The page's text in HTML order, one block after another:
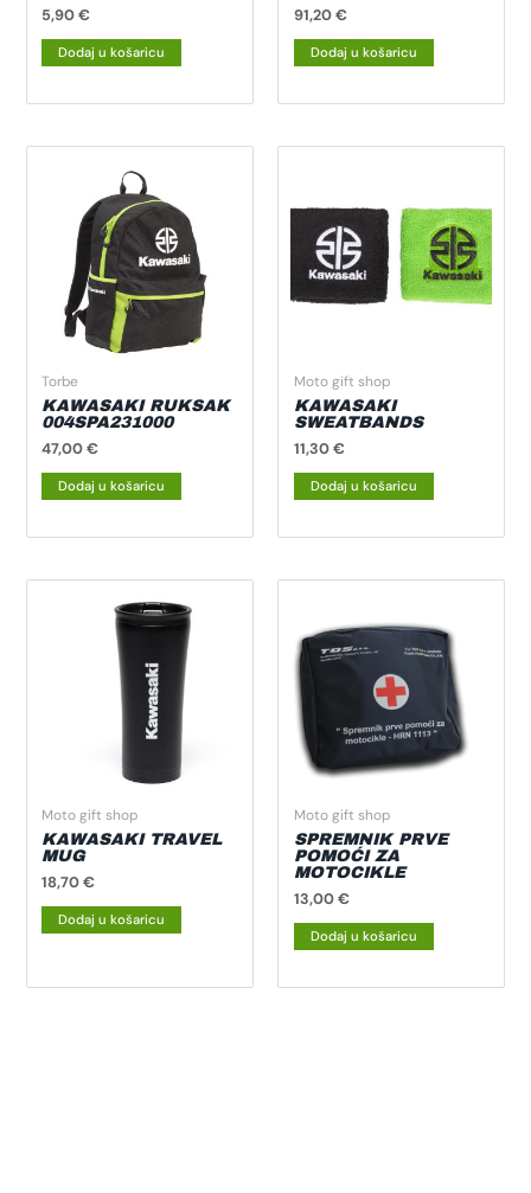
5,90€
Dodaj u košaricu
91,20€
Dodaj u košaricu
Torbe
KAWASAKI RUKSAK
004SPA231000
47,00€
Dodaj u košaricu
Moto gift shop
KAWASAKI
SWEATBANDS
11,30€
Dodaj u košaricu
Moto gift shop
KAWASAKI TRAVEL
MUG
18,70€
Dodaj u košaricu
Moto gift shop
SPREMNIK PRVE
POMOĆI ZA
MOTOCIKLE
13,00€
Dodaj u košaricu